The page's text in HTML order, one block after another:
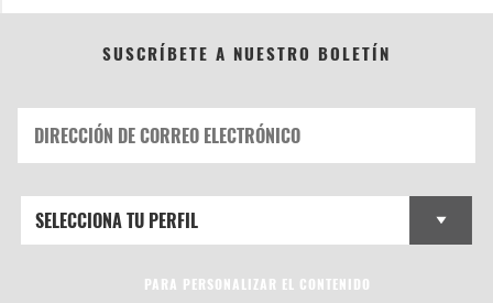
SUSCRÍBETE A NUESTRO BOLETÍN
PARA PERSONALIZAR EL CONTENIDO